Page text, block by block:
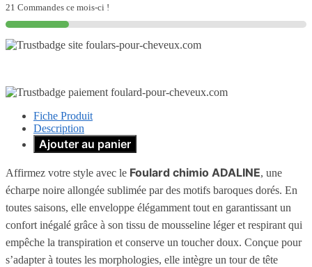
21 Commandes ce mois-ci !
Fiche Produit
Description
Ajouter au panier
Affirmez votre style avec le Foulard chimio ADALINE, une
écharpe noire allongée sublimée par des motifs baroques dorés. En
toutes saisons, elle enveloppe élégamment tout en garantissant un
confort inégalé grâce à son tissu de mousseline léger et respirant qui
empêche la transpiration et conserve un toucher doux. Conçue pour
s’adapter à toutes les morphologies, elle intègre un tour de tête